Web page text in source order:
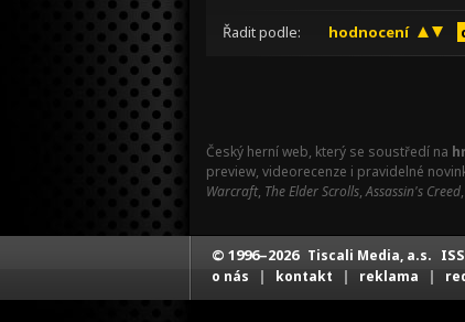
Řadit podle: hodnocení
Český herní web, který se soustředí na
preview, videorecenze i pravidelné
Warcraft, The Elder Scrolls,Assassin's Creed,
© 1996–2026 Tiscali Media, a.s.
o nás | kontakt | reklama |